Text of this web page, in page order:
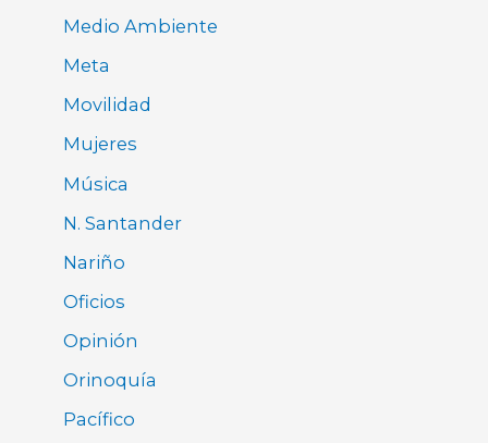
Medio Ambiente
Meta
Movilidad
Mujeres
Música
N. Santander
Nariño
Oficios
Opinión
Orinoquía
Pacífico